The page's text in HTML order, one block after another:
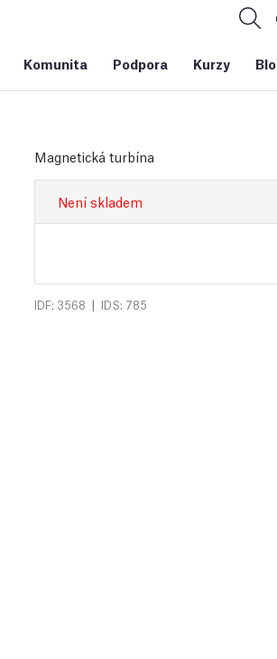
Komunita Podpora Kurzy
Magnetická turbína
Není skladem
IDF: 3568 | IDS: 785